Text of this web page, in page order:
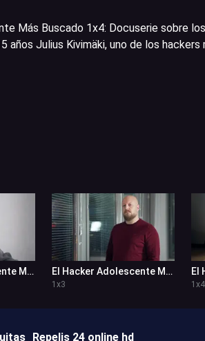
Más Buscado 1x4: Docuserie sobre
años Julius Kivimäki, uno de los
El Hacker Adolescente Más Buscado 1x2 El Hacker Adolescente Más Buscado 1x3
1 x3 1 x4
Repelis 24 online hd